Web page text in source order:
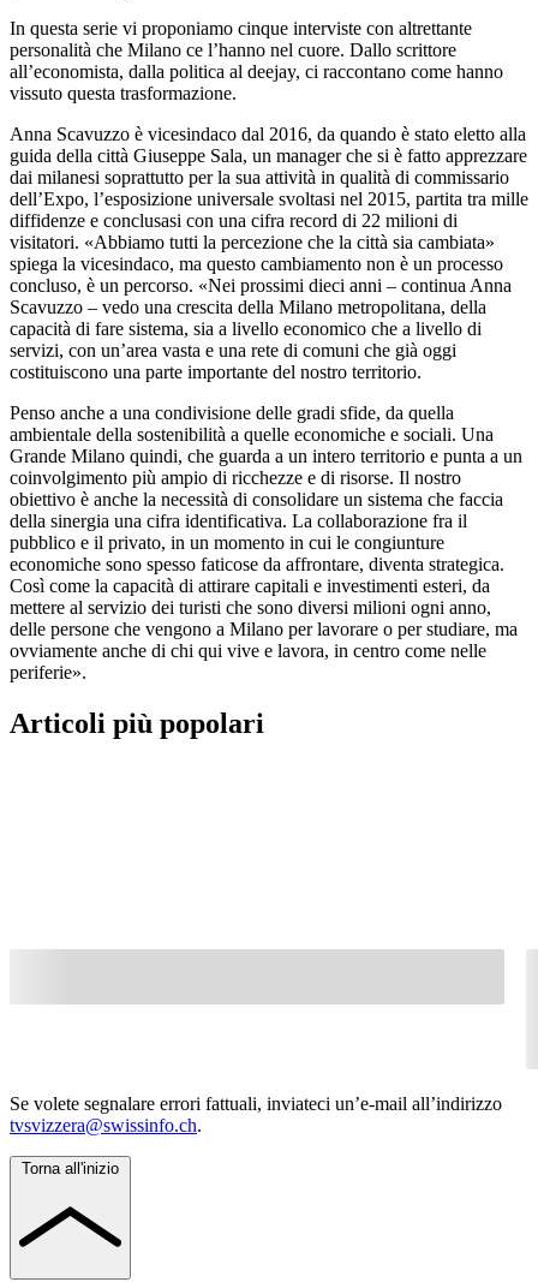
In questa serie vi proponiamo cinque interviste con altrettante
personalità che Milano ce l’hanno nel cuore. Dallo scrittore
all’economista, dalla politica al deejay, ci raccontano come hanno
vissuto questa trasformazione.
Anna Scavuzzo è vicesindaco dal 2016, da quando è stato eletto alla
guida della città Giuseppe Sala, un manager che si è fatto apprezzare
dai milanesi soprattutto per la sua attività in qualità di commissario
dell’Expo, l’esposizione universale svoltasi nel 2015, partita tra mille
diffidenze e conclusasi con una cifra record di 22 milioni di
visitatori. «Abbiamo tutti la percezione che la città sia cambiata»
spiega la vicesindaco, ma questo cambiamento non è un processo
concluso, è un percorso. «Nei prossimi dieci anni – continua Anna
Scavuzzo – vedo una crescita della Milano metropolitana, della
capacità di fare sistema, sia a livello economico che a livello di
servizi, con un’area vasta e una rete di comuni che già oggi
costituiscono una parte importante del nostro territorio.
Penso anche a una condivisione delle gradi sfide, da quella
ambientale della sostenibilità a quelle economiche e sociali. Una
Grande Milano quindi, che guarda a un intero territorio e punta a un
coinvolgimento più ampio di ricchezze e di risorse. Il nostro
obiettivo è anche la necessità di consolidare un sistema che faccia
della sinergia una cifra identificativa. La collaborazione fra il
pubblico e il privato, in un momento in cui le congiunture
economiche sono spesso faticose da affrontare, diventa strategica.
Così come la capacità di attirare capitali e investimenti esteri, da
mettere al servizio dei turisti che sono diversi milioni ogni anno,
delle persone che vengono a Milano per lavorare o per studiare, ma
ovviamente anche di chi qui vive e lavora, in centro come nelle
periferie».
Articoli più popolari
Se volete segnalare errori fattuali, inviateci un’e-mail all’indirizzo
tvsvizzera@swissinfo.ch.
Torna all'inizio